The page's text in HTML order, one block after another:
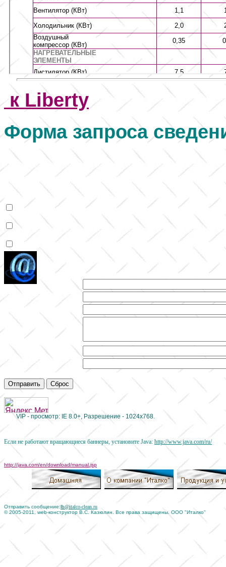
к Liberty
Форма запроса
Выберите необходимые
Хотим купить машину
Вышлите проспекты
Отправить заявку
Имя
Должность
Эл. почта
Телефон
VIP - просмотр: IE 8.0+, Разрешение - 1024x768
Если не работают вращающиеся баннеры, установите Java: http://www.java.com/ru/
http://java.com/en/download/manual.jsp
Отправить сообщение:lb@italco-clean.ru
© 2005-2011, web-конструктор В.С. Казюлин. Все права защищены. ООО "Италко"